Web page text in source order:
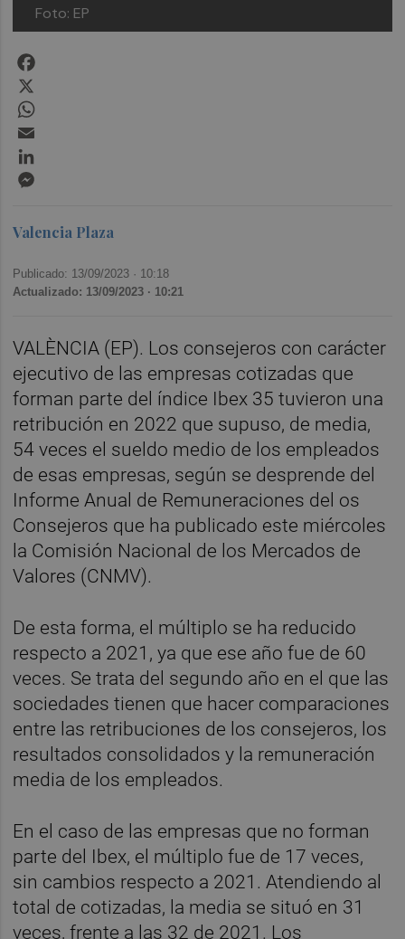
Foto: EP
Valencia Plaza
Publicado: 13/09/2023 · 10:18
Actualizado: 13/09/2023 · 10:21
VALÈNCIA (EP). Los consejeros con carácter
ejecutivo de las empresas cotizadas que
forman parte del índice Ibex 35 tuvieron una
retribución en 2022 que supuso, de media,
54 veces el sueldo medio de los empleados
de esas empresas, según se desprende del
Informe Anual de Remuneraciones del os
Consejeros que ha publicado este miércoles
la Comisión Nacional de los Mercados de
Valores (CNMV).
De esta forma, el múltiplo se ha reducido
respecto a 2021, ya que ese año fue de 60
veces. Se trata del segundo año en el que las
sociedades tienen que hacer comparaciones
entre las retribuciones de los consejeros, los
resultados consolidados y la remuneración
media de los empleados.
En el caso de las empresas que no forman
parte del Ibex, el múltiplo fue de 17 veces,
sin cambios respecto a 2021. Atendiendo al
total de cotizadas, la media se situó en 31
veces, frente a las 32 de 2021. Los